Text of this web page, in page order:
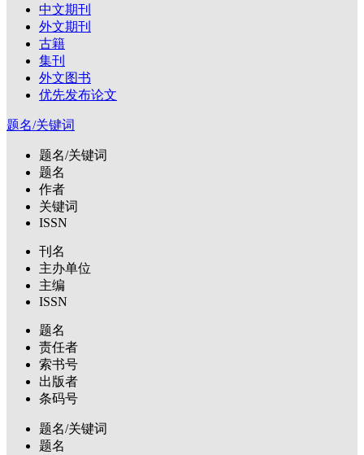
中文期刊
外文期刊
古籍
集刊
外文图书
优先发布论文
题名/关键词
题名/关键词
题名
作者
关键词
ISSN
刊名
主办单位
主编
ISSN
题名
责任者
索书号
出版者
条码号
题名/关键词
题名